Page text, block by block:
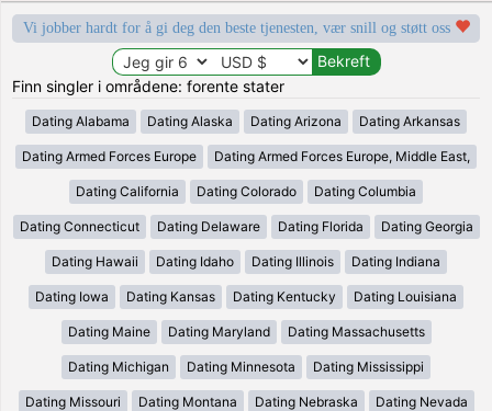
Vi jobber hardt for å gi deg den beste tjenesten, vær snill og støtt oss
Finn singler i områdene: forente stater
Dating Alabama Dating Alaska Dating Arizona Dating Arkansas
Dating Armed Forces Europe Dating Armed Forces Europe, Middle East,
Dating California Dating Colorado Dating Columbia
Dating Connecticut Dating Delaware Dating Florida Dating Georgia
Dating Hawaii Dating Idaho Dating Illinois Dating Indiana
Dating Iowa Dating Kansas Dating Kentucky Dating Louisiana
Dating Maine Dating Maryland Dating Massachusetts
Dating Michigan Dating Minnesota Dating Mississippi
Dating Missouri Dating Montana Dating Nebraska Dating Nevada